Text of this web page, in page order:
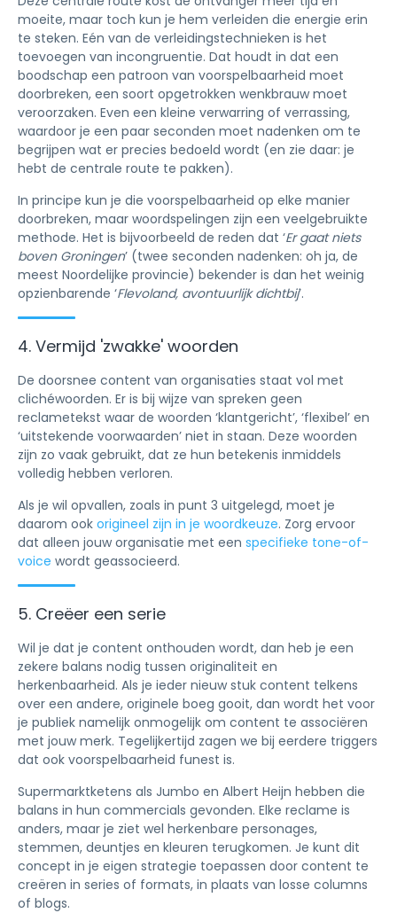
moeite, maar toch kun je hem verleiden die energie erin
te steken. Eén van de verleidingstechnieken is het
toevoegen van incongruentie. Dat houdt in dat een
boodschap een patroon van voorspelbaarheid moet
doorbreken, een soort opgetrokken wenkbrauw moet
veroorzaken. Even een kleine verwarring of verrassing,
waardoor je een paar seconden moet nadenken om te
begrijpen wat er precies bedoeld wordt (en zie daar: je
hebt de centrale route te pakken).
In principe kun je die voorspelbaarheid op elke manier
doorbreken, maar woordspelingen zijn een veelgebruikte
methode. Het is bijvoorbeeld de reden dat ‘Er gaat niets
boven Groningen’ (twee seconden nadenken: oh ja, de
meest Noordelijke provincie) bekender is dan het weinig
opzienbarende ‘Flevoland, avontuurlijk dichtbij’.
4. Vermijd 'zwakke' woorden
De doorsnee content van organisaties staat vol met
clichéwoorden. Er is bij wijze van spreken geen
reclametekst waar de woorden ‘klantgericht’, ‘flexibel’ en
‘uitstekende voorwaarden’ niet in staan. Deze woorden
zijn zo vaak gebruikt, dat ze hun betekenis inmiddels
volledig hebben verloren.
Als je wil opvallen, zoals in punt 3 uitgelegd, moet je
daarom ook origineel zijn in je woordkeuze. Zorg ervoor
dat alleen jouw organisatie met een specifieke tone-of-
voice wordt geassocieerd.
5. Creëer een serie
Wil je dat je content onthouden wordt, dan heb je een
zekere balans nodig tussen originaliteit en
herkenbaarheid. Als je ieder nieuw stuk content telkens
over een andere, originele boeg gooit, dan wordt het voor
je publiek namelijk onmogelijk om content te associëren
met jouw merk. Tegelijkertijd zagen we bij eerdere triggers
dat ook voorspelbaarheid funest is.
Supermarktketens als Jumbo en Albert Heijn hebben die
balans in hun commercials gevonden. Elke reclame is
anders, maar je ziet wel herkenbare personages,
stemmen, deuntjes en kleuren terugkomen. Je kunt dit
concept in je eigen strategie toepassen door content te
creëren in series of formats, in plaats van losse columns
of blogs.